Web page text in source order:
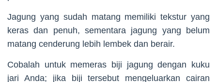
Jagung yang sudah matang memiliki tekstur yang
keras dan penuh, sementara jagung yang belum
matang cenderung lebih lembek dan berair.
Cobalah untuk memeras biji jagung dengan kuku
jari Anda; jika biji tersebut mengeluarkan cairan